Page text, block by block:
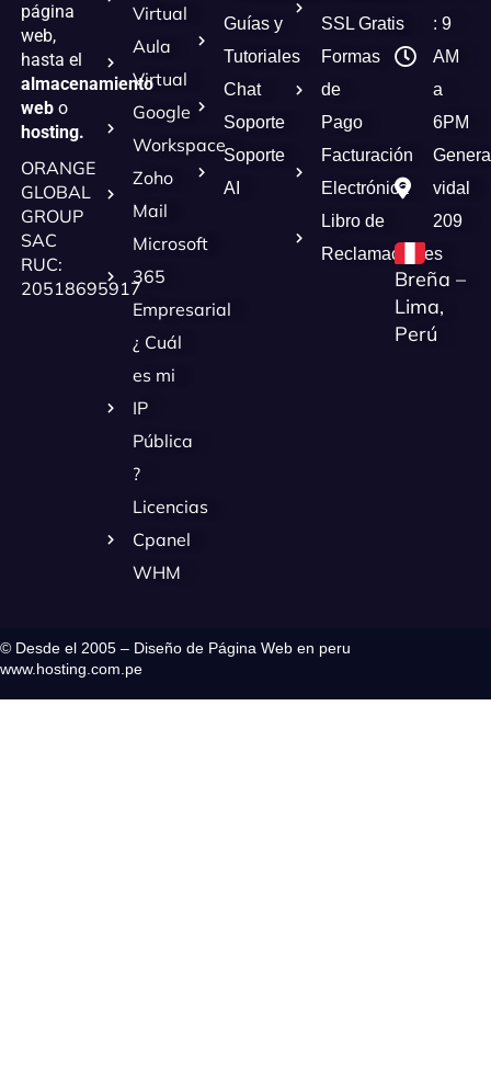
página
web,
hasta el
almacenamiento
webo
hosting.
ORANGE
GLOBAL
GROUP
SAC
RUC:
20518695917
Virtual
Aula
Virtual
Google
Workspace
Zoho
Mail
Microsoft
365
Empresarial
¿ Cuál
es mi
IP
Pública
?
Licencias
Cpanel
WHM
Guías y
Tutoriales
Chat
Soporte
Soporte
AI
SSL Gratis
Formas
de
Pago
Facturación
Electrónica
Libro de
Reclamaciones
: 9
AM
a
6PM
vidal
209
Breña –
Lima,
Perú
© Desde el 2005 – Diseño de Página Web en peru
www.hosting.com.pe